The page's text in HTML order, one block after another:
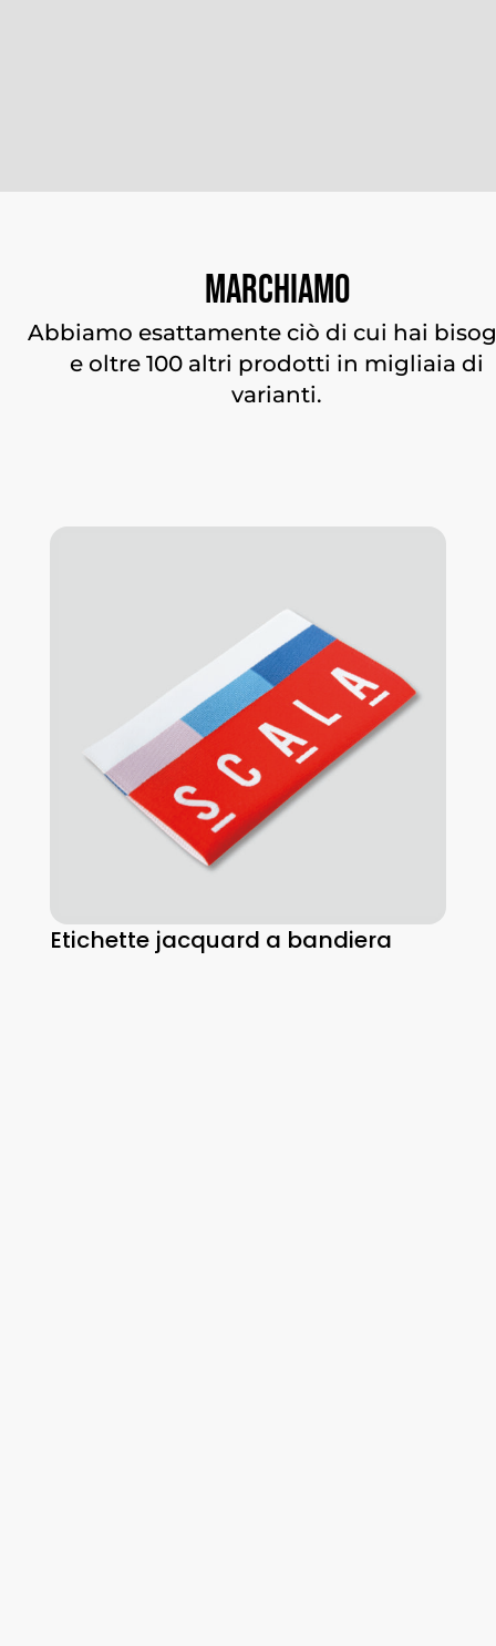
Marchiamo
Abbiamo esattamente ciò di cui hai
e oltre 100 altri prodotti in migliaia di
varianti.
Etichette jacquard a bandiera